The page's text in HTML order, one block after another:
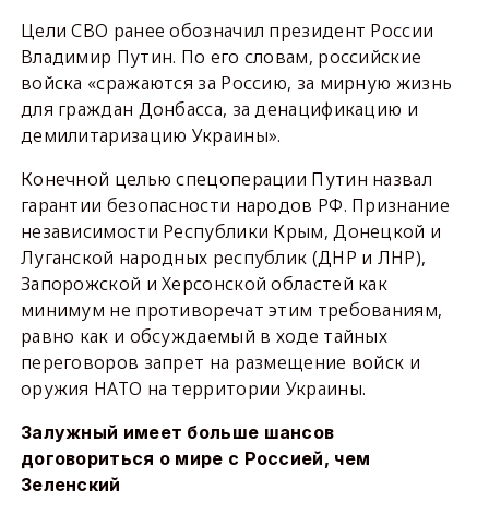
Цели СВО ранее обозначил президент России
Владимир Путин. По его словам, российские
войска «сражаются за Россию, за мирную жизнь
для граждан Донбасса, за денацификацию и
демилитаризацию Украины».
Конечной целью спецоперации Путин назвал
гарантии безопасности народов РФ. Признание
независимости Республики Крым, Донецкой и
Луганской народных республик (ДНР и ЛНР),
Запорожской и Херсонской областей как
минимум не противоречат этим требованиям,
равно как и обсуждаемый в ходе тайных
переговоров запрет на размещение войск и
оружия НАТО на территории Украины.
Залужный имеет больше шансов
договориться о мире с Россией, чем
Зеленский